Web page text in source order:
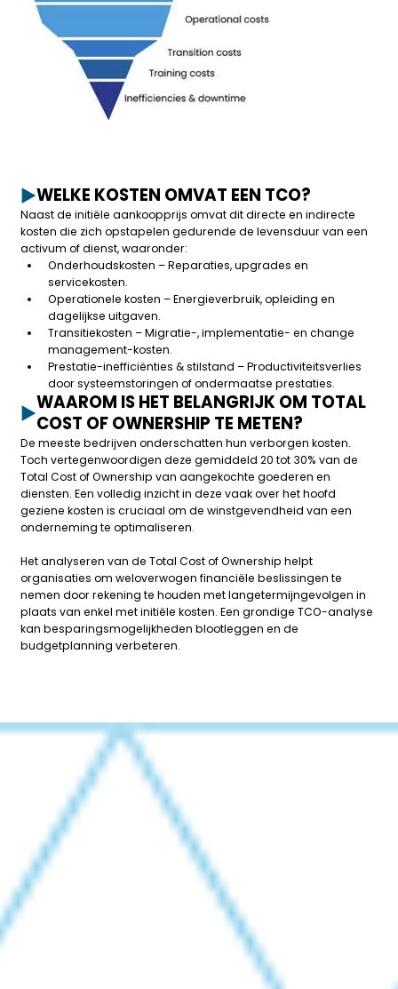
WELKE KOSTEN OMVAT EEN TCO?
Naast de initiële aankoopprijs omvat dit directe en indirecte
kostendie zich opstapelen gedurende de levensduur van een
activum of dienst, waaronder:
Onderhoudskosten – Reparaties, upgrades en
servicekosten.
Operationele kosten – Energieverbruik, opleiding en
dagelijkse uitgaven.
Transitiekosten – Migratie-, implementatie- en change
management-kosten.
Prestatie-inefficiënties & stilstand – Productiviteitsverlies
door systeemstoringen of ondermaatse prestaties.
WAAROM IS HET BELANGRIJK OM TOTAL
COST OF OWNERSHIP TE METEN?
De meeste bedrijven onderschatten hun verborgen kosten.
Toch vertegenwoordigen deze gemiddeld 20 tot 30% van de
Total Cost of Ownership van aangekochte goederen en
diensten.Een volledig inzicht in deze vaak over het hoofd
geziene kosten is cruciaal om de winstgevendheid van een
onderneming te optimaliseren.
Het analyseren van de Total Cost of Ownership helpt
organisaties om weloverwogen financiële beslissingen te
nemen door rekening te houden met langetermijngevolgen in
plaats van enkel met initiële kosten. Een grondige TCO-analyse
kan besparingsmogelijkheden blootleggen en de
budgetplanning verbeteren.